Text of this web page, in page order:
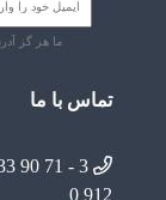
ما هر گز
تماس با ما
3 - 71 90 33 88 _ 021
912 0